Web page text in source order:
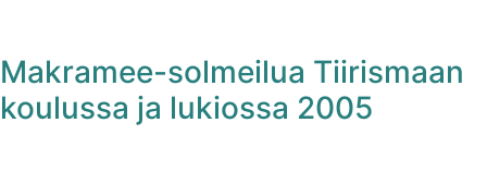
Makramee-solmeilua Tiirismaan
koulussa ja lukiossa 2005